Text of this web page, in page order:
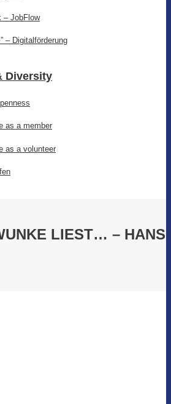
– JobFlow
– Digitalförderung
Diversity
as a member
as a volunteer
LIEST… – HANS